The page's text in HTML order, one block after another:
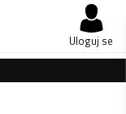
Uloguj se